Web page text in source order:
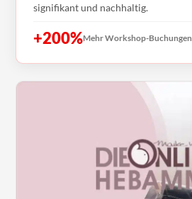
signifikant und nachhaltig.
+200%Mehr Workshop-Buchungen